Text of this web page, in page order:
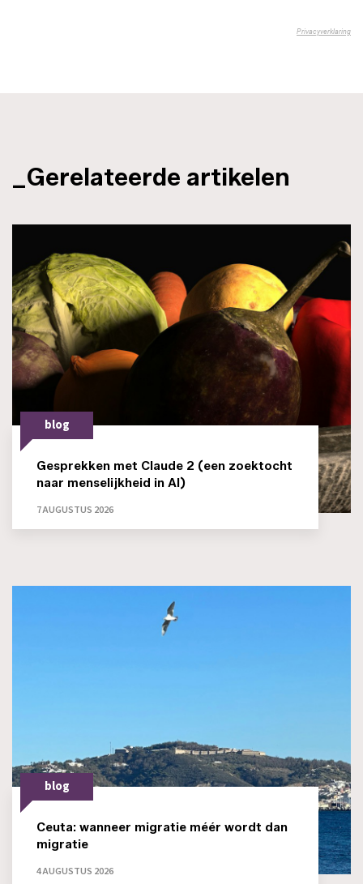
_Gerelateerde artikelen
blog
Gesprekken met Claude 2 (een zoektocht
naar menselijkheid in AI)
7 AUGUSTUS 2026
blog
Ceuta: wanneer migratie méér wordt dan
migratie
4 AUGUSTUS 2026